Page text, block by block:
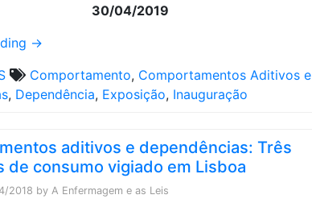
30/04/2019
→
Comportamento, Comportamentos Aditivos e
, Dependência, Exposição, Inauguração
aditivos e dependências: Três
de consumo vigiado em Lisboa
2018 by A Enfermagem e as Leis